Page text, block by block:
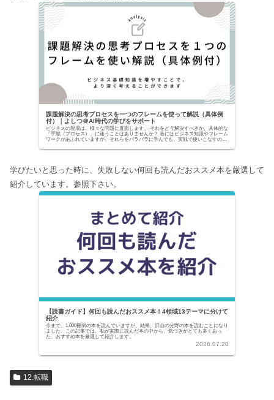
課題解決の思考プロセスを一つのフレームを使って解説（具体例
付）｜よしつ＠AI時代の学びをサポート
ビジネスの現場は、様々な問題に直面します。 それをどう解決すべきか、具体的な
「手順（プロセス）」に迷うことはありませんか？ 巷にはビジネス知識やフレーム
ワークがあふれていますが、それらをバラバラに学んでも、実戦で使いこなすのは
学びたいと思った時に、失敗しない何回も読んだおススメ本を厳選して
紹介しています。参照下さい。
【読書ガイド】何回も読んだおススメ本！4領域13テーマに分けて
紹介
今まで、1,000冊弱の本を読んでいますが、結果、沢山の分野の本を読むことになり
ました。この記事では、私が実際に読んだ本の中から、気づきがとても多くあっ
た、おすすめ本を厳選して紹介します。
2026.07.20
12.転職